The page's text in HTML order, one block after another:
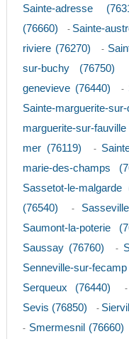
Sainte-adresse
(76660)
- Sainte-
riviere (76270)
-
sur-buchy (76750)
genevieve (76440)
-
Sainte-marguerite-
marguerite-sur-
mer (76119)
-
marie-des-champs
Sassetot-le-malgarde
(76540)
-
Saumont-la-poterie
Saussay (76760) -
Senneville-sur-
Serqueux (76440) -
Sevis (76850) -
- Smermesnil (76660)